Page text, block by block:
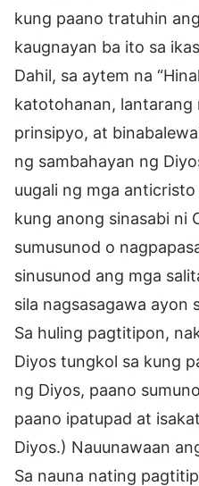
kung paano tratuhin
kaugnayan ba ito sa
Dahil, sa aytem na
katotohanan, lantarang
prinsipyo, at
ng sambahayan ng
uugali ng mga
kung anong sinasabi ni
sumusunod o
sinusunod ang mga
sila nagsasagawa ayon
Sa huling pagtitipon,
Diyos tungkol sa kung
ng Diyos, paano
paano ipatupad at
Diyos.) Nauunawaan
Sa nauna nating